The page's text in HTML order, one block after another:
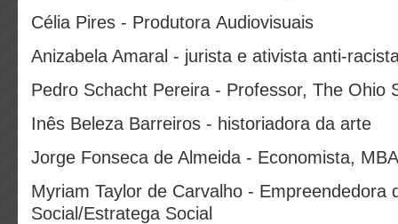
Célia Pires - Produtora Audiovisuais
Anizabela Amaral - jurista e ativista anti-
Pedro Schacht Pereira - Professor, The Ohio
Inês Beleza Barreiros - historiadora da arte
Jorge Fonseca de Almeida - Economista, MBA
Myriam Taylor de Carvalho - Empreendedora
Social/Estratega Social